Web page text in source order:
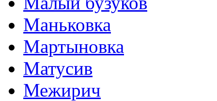
Маньковка
Мартыновка
Матусив
Межирич